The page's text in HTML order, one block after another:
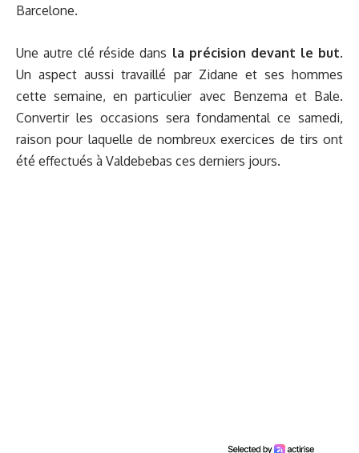
Barcelone.
Une autre clé réside dans la précision devant le but.
Un aspect aussi travaillé par Zidane et ses hommes
cette semaine, en particulier avec Benzema et Bale.
Convertir les occasions sera fondamental ce samedi,
raison pour laquelle de nombreux exercices de tirs ont
été effectués à Valdebebas ces derniers jours.